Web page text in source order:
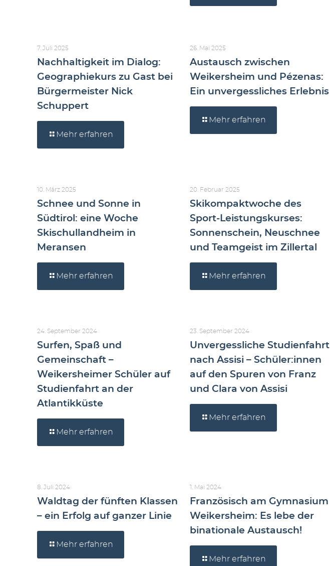
7. Juli 2025
Nachhaltigkeit im Dialog:
Geographiekurs zu Gast bei
Bürgermeister Nick
Schuppert
Mehr erfahren
26. Mai 2025
Austausch zwischen
Weikersheim und Pézenas:
Ein unvergessliches Erlebnis
Mehr erfahren
10. März 2025
Schnee und Sonne in
Südtirol: eine Woche
Skischullandheim in
Meransen
Mehr erfahren
20. Februar 2025
Skikompaktwoche des
Sport-Leistungskurses:
Sonnenschein, Neuschnee
und Teamgeist im Zillertal
Mehr erfahren
24. September 2024
Surfen, Spaß und
Gemeinschaft –
Weikersheimer Schüler auf
Studienfahrt an der
Atlantikküste
Mehr erfahren
23. September 2024
Unvergessliche Studienfahrt
nach Assisi – Schüler:innen
auf den Spuren von Franz
und Clara von Assisi
Mehr erfahren
8. Juli 2024
Waldtag der fünften Klassen
– ein Erfolg auf ganzer Linie
Mehr erfahren
1. Mai 2024
Französisch am Gymnasium
Weikersheim: Es lebe der
binationale Austausch!
Mehr erfahren